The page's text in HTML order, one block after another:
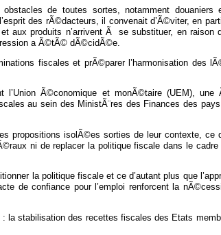
de toutes sortes, notamment douaniers
des rÃ©dacteurs, il convenait d’Ã©viter, en
aux produits n’arrivent Ã se substituer, en raison
a Ã©tÃ© dÃ©cidÃ©e.
fiscales et prÃ©parer l’harmonisation des
Ã©conomique et monÃ©taire (UEM), une
au sein des MinistÃ¨res des Finances des pays
isolÃ©es sorties de leur contexte, ce
ni de replacer la politique fiscale dans le
la politique fiscale et ce d’autant plus que
de confiance pour l’emploi renforcent la
la stabilisation des recettes fiscales des Etats